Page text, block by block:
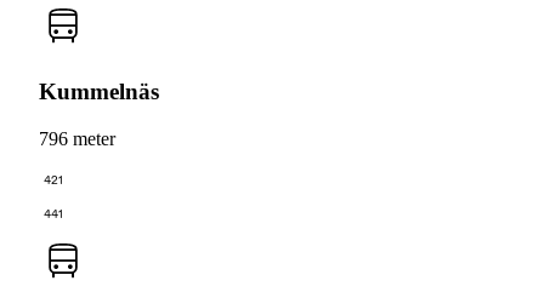
Kummelnäs
796 meter
421
441